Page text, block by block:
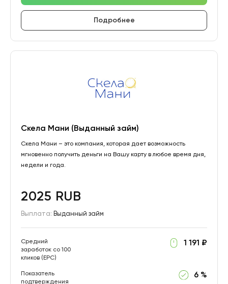
Подробнее
Скела Мани (Выданный займ)
Скела Мани – это компания, которая дает возможность
мгновенно получить деньги на Вашу карту в любое время дня,
недели и года.
2025 RUB
Выплата: Выданный займ
Средний
заработок со 100
кликов (EPC)
1 191 ₽
Показатель
подтверждения
6 %